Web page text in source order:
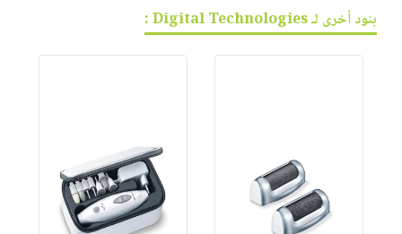
بنود أخرى لـ Digital Technologies :